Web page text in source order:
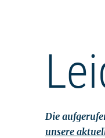
Die
unsere